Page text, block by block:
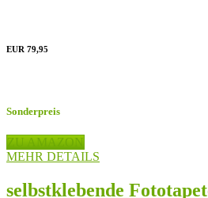
EUR 79,95
Sonderpreis
ZU AMAZON
MEHR DETAILS
selbstklebende